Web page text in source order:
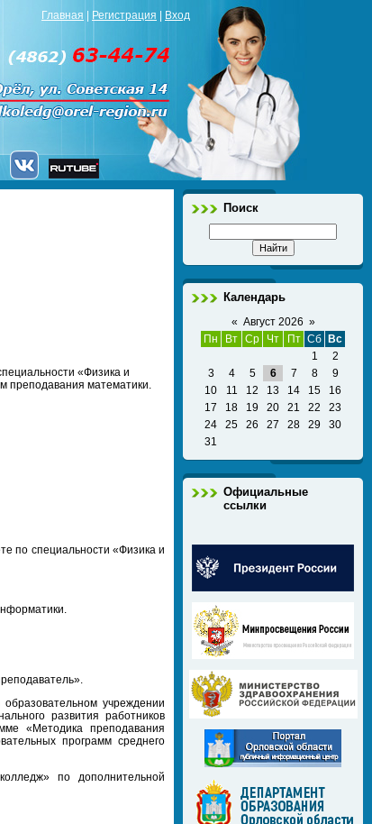
Главная Регистрация Вход
«Физика и
преподавания математики.
по специальности «Физика и
учреждении
развития работников
«Методика преподавания
программ среднего
по дополнительной
Поиск
Календарь
« Август 2026 »
Пн
Вт Ср Чт Пт Сб
Вс
1
2
3
4 5 6 7 8
9
10
11 12 13 14 15
16
17
18 19 20 21 22
23
24
25 26 27 28 29
30
31
Официальные
ссылки